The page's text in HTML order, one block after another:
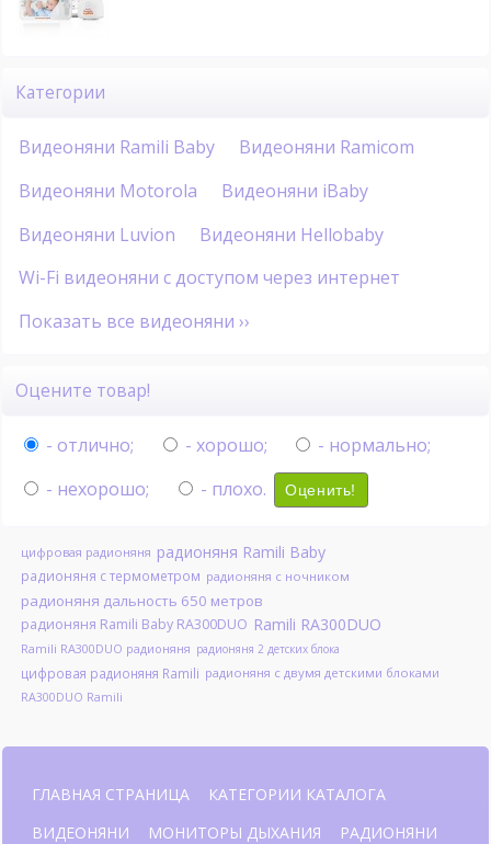
Категории
Видеоняни Ramili Baby
Видеоняни Ramicom
Видеоняни Motorola
Видеоняни iBaby
Видеоняни Luvion
Видеоняни Hellobaby
Wi-Fi видеоняни с доступом через интернет
Показать все видеоняни ››
Оцените товар!
- отлично; - хорошо;
- нормально;
- нехорошо;
- плохо. Оценить!
цифровая радионяня радионяня Ramili Baby
радионяня с термометром радионяня с ночником
радионяня дальность 650 метров
радионяня Ramili Baby RA300DUO Ramili RA300DUO
Ramili RA300DUO радионяня радионяня 2 детских блока
цифровая радионяня Ramili радионяня с двумя детскими блоками
RA300DUO Ramili
ГЛАВНАЯ СТРАНИЦА
КАТЕГОРИИ КАТАЛОГА
ВИДЕОНЯНИ
МОНИТОРЫ ДЫХАНИЯ
РАДИОНЯНИ